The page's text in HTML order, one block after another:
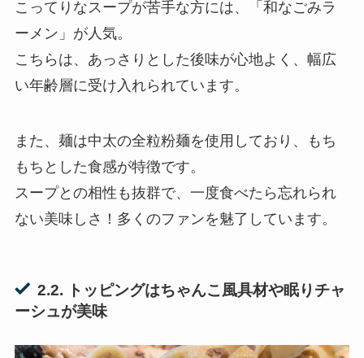
こってりなスープが苦手な方には、「和なごみラ
ーメン」が人気。
こちらは、あっさりとした後味が心地よく、幅広
い年齢層に受け入れられています。
また、麺は中太の全粒粉麺を使用しており、もち
もちとした食感が特徴です。
スープとの相性も抜群で、一度食べたら忘れられ
ない美味しさ！多くのファンを魅了しています。
2.2. トッピングはちゃんこ風具材や眠りチャ
ーシュが美味